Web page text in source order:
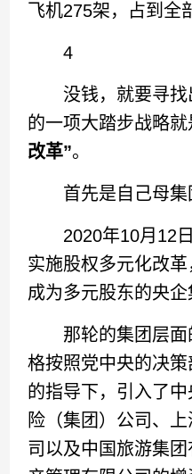
飞机275架，占到全
4
没钱，就要寻找
的一项大踏步战略就
改革”。
首先是自己母集
2020年10月12日
实施股权多元化改革
成为多元股东的央企
那轮的集团层面
格按照党中央的决
的指导下，引入了
险（集团）公司、
司以及中国旅游集